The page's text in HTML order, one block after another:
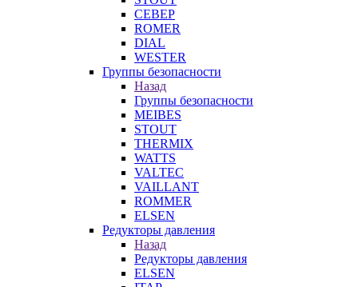
СЕВЕР
ROMER
DIAL
WESTER
Группы безопасности
Назад
Группы безопасности
MEIBES
STOUT
THERMIX
WATTS
VALTEC
VAILLANT
ROMMER
ELSEN
Редукторы давления
Назад
Редукторы давления
ELSEN